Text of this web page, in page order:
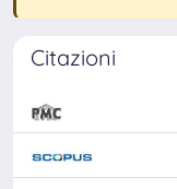
Citazioni